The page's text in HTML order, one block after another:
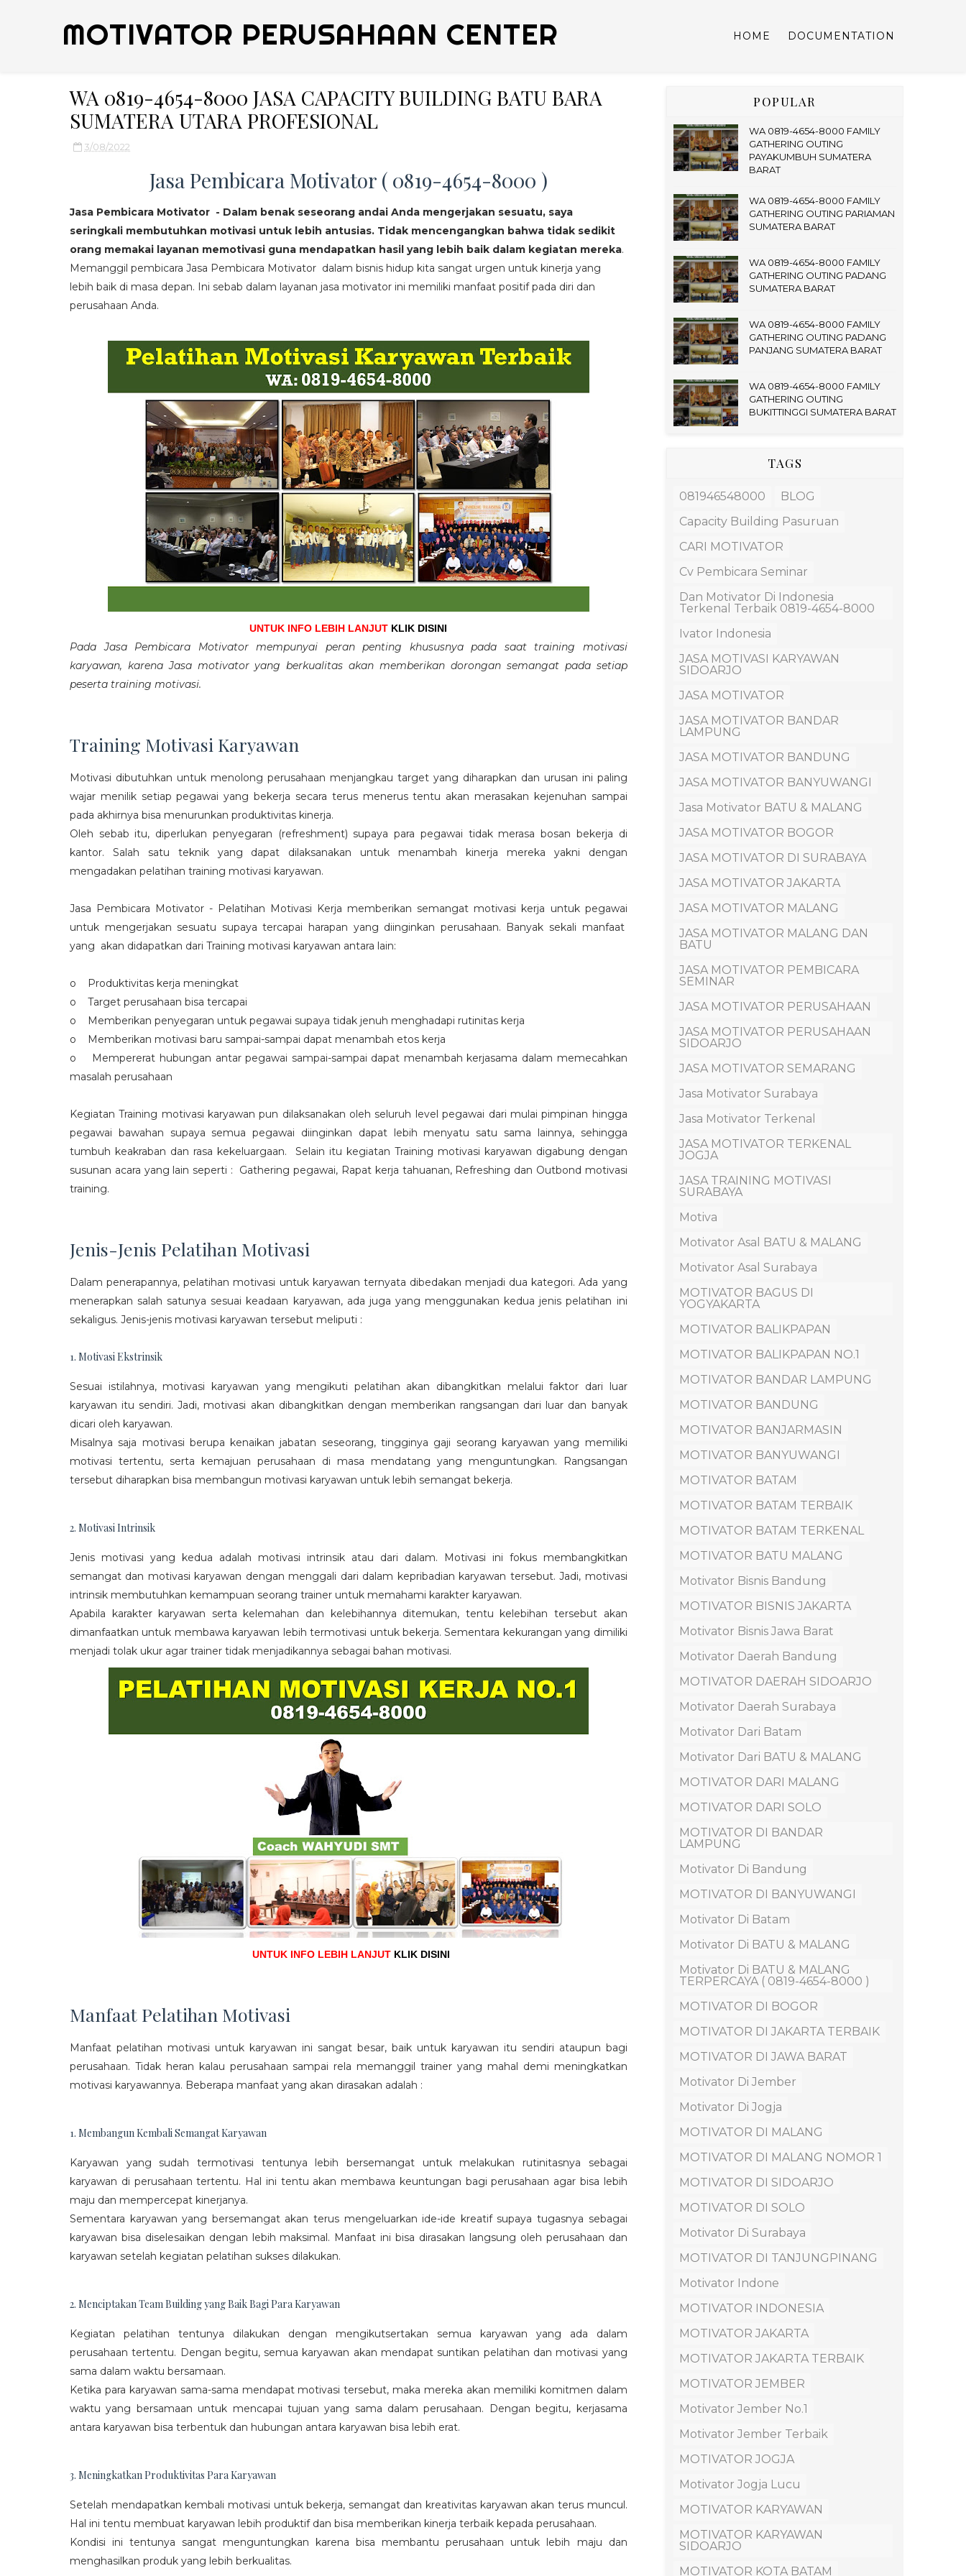
MOTIVATOR PERUSAHAAN CENTER HOME DOCUMENTATION
WA 0819-4654-8000 JASA CAPACITY BUILDING BATU BARA
SUMATERA UTARA PROFESIONAL
3/08/2022
Jasa Pembicara Motivator ( 0819-4654-8000 )
Jasa Pembicara Motivator - Dalam benak seseorang andai Anda mengerjakan sesuatu, saya
seringkali membutuhkan motivasi untuk lebih antusias. Tidak mencengangkan bahwa tidak sedikit
orang memakai layanan memotivasi guna mendapatkan hasil yang lebih baik dalam kegiatan mereka.
Memanggil pembicara Jasa Pembicara Motivator dalam bisnis hidup kita sangat urgen untuk kinerja yang
lebih baik di masa depan. Ini sebab dalam layanan jasa motivator ini memiliki manfaat positif pada diri dan
perusahaan Anda.
UNTUK INFO LEBIH LANJUT KLIK DISINI
Pada Jasa Pembicara Motivator mempunyai peran penting khususnya pada saat training motivasi
karyawan, karena Jasa motivator yang berkualitas akan memberikan dorongan semangat pada setiap
peserta training motivasi.
Training Motivasi Karyawan
Motivasi dibutuhkan untuk menolong perusahaan menjangkau target yang diharapkan dan urusan ini paling
wajar menilik setiap pegawai yang bekerja secara terus menerus tentu akan merasakan kejenuhan sampai
pada akhirnya bisa menurunkan produktivitas kinerja.
Oleh sebab itu, diperlukan penyegaran (refreshment) supaya para pegawai tidak merasa bosan bekerja di
kantor. Salah satu teknik yang dapat dilaksanakan untuk menambah kinerja mereka yakni dengan
mengadakan pelatihan training motivasi karyawan.
Jasa Pembicara Motivator - Pelatihan Motivasi Kerja memberikan semangat motivasi kerja untuk pegawai
untuk mengerjakan sesuatu supaya tercapai harapan yang diinginkan perusahaan. Banyak sekali manfaat
yang akan didapatkan dari Training motivasi karyawan antara lain:
o Produktivitas kerja meningkat
o Target perusahaan bisa tercapai
o Memberikan penyegaran untuk pegawai supaya tidak jenuh menghadapi rutinitas kerja
o Memberikan motivasi baru sampai-sampai dapat menambah etos kerja
o Mempererat hubungan antar pegawai sampai-sampai dapat menambah kerjasama dalam memecahkan
masalah perusahaan
Kegiatan Training motivasi karyawan pun dilaksanakan oleh seluruh level pegawai dari mulai pimpinan hingga
pegawai bawahan supaya semua pegawai diinginkan dapat lebih menyatu satu sama lainnya, sehingga
tumbuh keakraban dan rasa kekeluargaan. Selain itu kegiatan Training motivasi karyawan digabung dengan
susunan acara yang lain seperti : Gathering pegawai, Rapat kerja tahuanan, Refreshing dan Outbond motivasi
training.
Jenis-Jenis Pelatihan Motivasi
Dalam penerapannya, pelatihan motivasi untuk karyawan ternyata dibedakan menjadi dua kategori. Ada yang
menerapkan salah satunya sesuai keadaan karyawan, ada juga yang menggunakan kedua jenis pelatihan ini
sekaligus. Jenis-jenis motivasi karyawan tersebut meliputi :
1. Motivasi Ekstrinsik
Sesuai istilahnya, motivasi karyawan yang mengikuti pelatihan akan dibangkitkan melalui faktor dari luar
karyawan itu sendiri. Jadi, motivasi akan dibangkitkan dengan memberikan rangsangan dari luar dan banyak
dicari oleh karyawan.
Misalnya saja motivasi berupa kenaikan jabatan seseorang, tingginya gaji seorang karyawan yang memiliki
motivasi tertentu, serta kemajuan perusahaan di masa mendatang yang menguntungkan. Rangsangan
tersebut diharapkan bisa membangun motivasi karyawan untuk lebih semangat bekerja.
2. Motivasi Intrinsik
Jenis motivasi yang kedua adalah motivasi intrinsik atau dari dalam. Motivasi ini fokus membangkitkan
semangat dan motivasi karyawan dengan menggali dari dalam kepribadian karyawan tersebut. Jadi, motivasi
intrinsik membutuhkan kemampuan seorang trainer untuk memahami karakter karyawan.
Apabila karakter karyawan serta kelemahan dan kelebihannya ditemukan, tentu kelebihan tersebut akan
dimanfaatkan untuk membawa karyawan lebih termotivasi untuk bekerja. Sementara kekurangan yang dimiliki
menjadi tolak ukur agar trainer tidak menjadikannya sebagai bahan motivasi.
UNTUK INFO LEBIH LANJUT KLIK DISINI
Manfaat Pelatihan Motivasi
Manfaat pelatihan motivasi untuk karyawan ini sangat besar, baik untuk karyawan itu sendiri ataupun bagi
perusahaan. Tidak heran kalau perusahaan sampai rela memanggil trainer yang mahal demi meningkatkan
motivasi karyawannya. Beberapa manfaat yang akan dirasakan adalah :
1. Membangun Kembali Semangat Karyawan
Karyawan yang sudah termotivasi tentunya lebih bersemangat untuk melakukan rutinitasnya sebagai
karyawan di perusahaan tertentu. Hal ini tentu akan membawa keuntungan bagi perusahaan agar bisa lebih
maju dan mempercepat kinerjanya.
Sementara karyawan yang bersemangat akan terus mengeluarkan ide-ide kreatif supaya tugasnya sebagai
karyawan bisa diselesaikan dengan lebih maksimal. Manfaat ini bisa dirasakan langsung oleh perusahaan dan
karyawan setelah kegiatan pelatihan sukses dilakukan.
2. Menciptakan Team Building yang Baik Bagi Para Karyawan
Kegiatan pelatihan tentunya dilakukan dengan mengikutsertakan semua karyawan yang ada dalam
perusahaan tertentu. Dengan begitu, semua karyawan akan mendapat suntikan pelatihan dan motivasi yang
sama dalam waktu bersamaan.
Ketika para karyawan sama-sama mendapat motivasi tersebut, maka mereka akan memiliki komitmen dalam
waktu yang bersamaan untuk mencapai tujuan yang sama dalam perusahaan. Dengan begitu, kerjasama
antara karyawan bisa terbentuk dan hubungan antara karyawan bisa lebih erat.
3. Meningkatkan Produktivitas Para Karyawan
Setelah mendapatkan kembali motivasi untuk bekerja, semangat dan kreativitas karyawan akan terus muncul.
Hal ini tentu membuat karyawan lebih produktif dan bisa memberikan kinerja terbaik kepada perusahaan.
Kondisi ini tentunya sangat menguntungkan karena bisa membantu perusahaan untuk lebih maju dan
menghasilkan produk yang lebih berkualitas.
POPULAR
WA 0819-4654-8000 FAMILY
GATHERING OUTING
PAYAKUMBUH SUMATERA
BARAT
WA 0819-4654-8000 FAMILY
GATHERING OUTING PARIAMAN
SUMATERA BARAT
WA 0819-4654-8000 FAMILY
GATHERING OUTING PADANG
SUMATERA BARAT
WA 0819-4654-8000 FAMILY
GATHERING OUTING PADANG
PANJANG SUMATERA BARAT
WA 0819-4654-8000 FAMILY
GATHERING OUTING
BUKITTINGGI SUMATERA BARAT
TAGS
081946548000
BLOG
Capacity Building Pasuruan
CARI MOTIVATOR
Cv Pembicara Seminar
Dan Motivator Di Indonesia
Terkenal Terbaik 0819-4654-8000
Ivator Indonesia
JASA MOTIVASI KARYAWAN
SIDOARJO
JASA MOTIVATOR
JASA MOTIVATOR BANDAR
LAMPUNG
JASA MOTIVATOR BANDUNG
JASA MOTIVATOR BANYUWANGI
Jasa Motivator BATU & MALANG
JASA MOTIVATOR BOGOR
JASA MOTIVATOR DI SURABAYA
JASA MOTIVATOR JAKARTA
JASA MOTIVATOR MALANG
JASA MOTIVATOR MALANG DAN
BATU
JASA MOTIVATOR PEMBICARA
SEMINAR
JASA MOTIVATOR PERUSAHAAN
JASA MOTIVATOR PERUSAHAAN
SIDOARJO
JASA MOTIVATOR SEMARANG
Jasa Motivator Surabaya
Jasa Motivator Terkenal
JASA MOTIVATOR TERKENAL
JOGJA
JASA TRAINING MOTIVASI
SURABAYA
Motiva
Motivator Asal BATU & MALANG
Motivator Asal Surabaya
MOTIVATOR BAGUS DI
YOGYAKARTA
MOTIVATOR BALIKPAPAN
MOTIVATOR BALIKPAPAN NO.1
MOTIVATOR BANDAR LAMPUNG
MOTIVATOR BANDUNG
MOTIVATOR BANJARMASIN
MOTIVATOR BANYUWANGI
MOTIVATOR BATAM
MOTIVATOR BATAM TERBAIK
MOTIVATOR BATAM TERKENAL
MOTIVATOR BATU MALANG
Motivator Bisnis Bandung
MOTIVATOR BISNIS JAKARTA
Motivator Bisnis Jawa Barat
Motivator Daerah Bandung
MOTIVATOR DAERAH SIDOARJO
Motivator Daerah Surabaya
Motivator Dari Batam
Motivator Dari BATU & MALANG
MOTIVATOR DARI MALANG
MOTIVATOR DARI SOLO
MOTIVATOR DI BANDAR
LAMPUNG
Motivator Di Bandung
MOTIVATOR DI BANYUWANGI
Motivator Di Batam
Motivator Di BATU & MALANG
Motivator Di BATU & MALANG
TERPERCAYA ( 0819-4654-8000 )
MOTIVATOR DI BOGOR
MOTIVATOR DI JAKARTA TERBAIK
MOTIVATOR DI JAWA BARAT
Motivator Di Jember
Motivator Di Jogja
MOTIVATOR DI MALANG
MOTIVATOR DI MALANG NOMOR 1
MOTIVATOR DI SIDOARJO
MOTIVATOR DI SOLO
Motivator Di Surabaya
MOTIVATOR DI TANJUNGPINANG
Motivator Indone
MOTIVATOR INDONESIA
MOTIVATOR JAKARTA
MOTIVATOR JAKARTA TERBAIK
MOTIVATOR JEMBER
Motivator Jember No.1
Motivator Jember Terbaik
MOTIVATOR JOGJA
Motivator Jogja Lucu
MOTIVATOR KARYAWAN
MOTIVATOR KARYAWAN
SIDOARJO
MOTIVATOR KOTA BATAM